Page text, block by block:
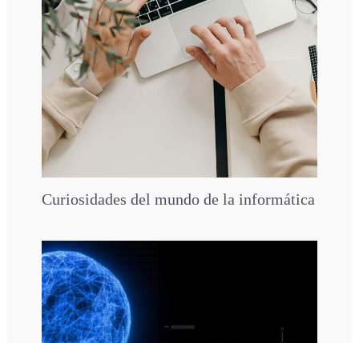
Curiosidades del mundo de la informática